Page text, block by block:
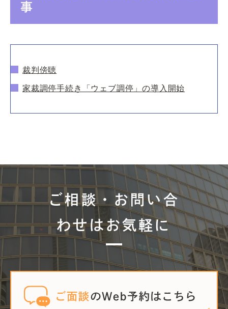
事
裁判傍聴
家裁調停手続き「ウェブ調停」の導入開始
ご相談・お問い合
わせはお気軽に